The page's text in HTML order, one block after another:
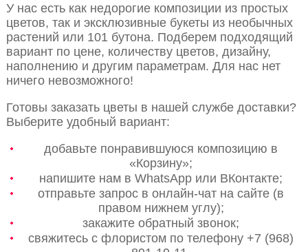
У нас есть как недорогие композиции из простых
цветов, так и эксклюзивные букеты из необычных
растений или 101 бутона. Подберем подходящий
вариант по цене, количеству цветов, дизайну,
наполнению и другим параметрам. Для нас нет
ничего невозможного!
Готовы заказать цветы в нашей службе доставки?
Выберите удобный вариант:
добавьте понравившуюся композицию в
«Корзину»;
напишите нам в WhatsApp или ВКонтакте;
отправьте запрос в онлайн-чат на сайте (в
правом нижнем углу);
закажите обратный звонок;
свяжитесь с флористом по телефону +7 (968)